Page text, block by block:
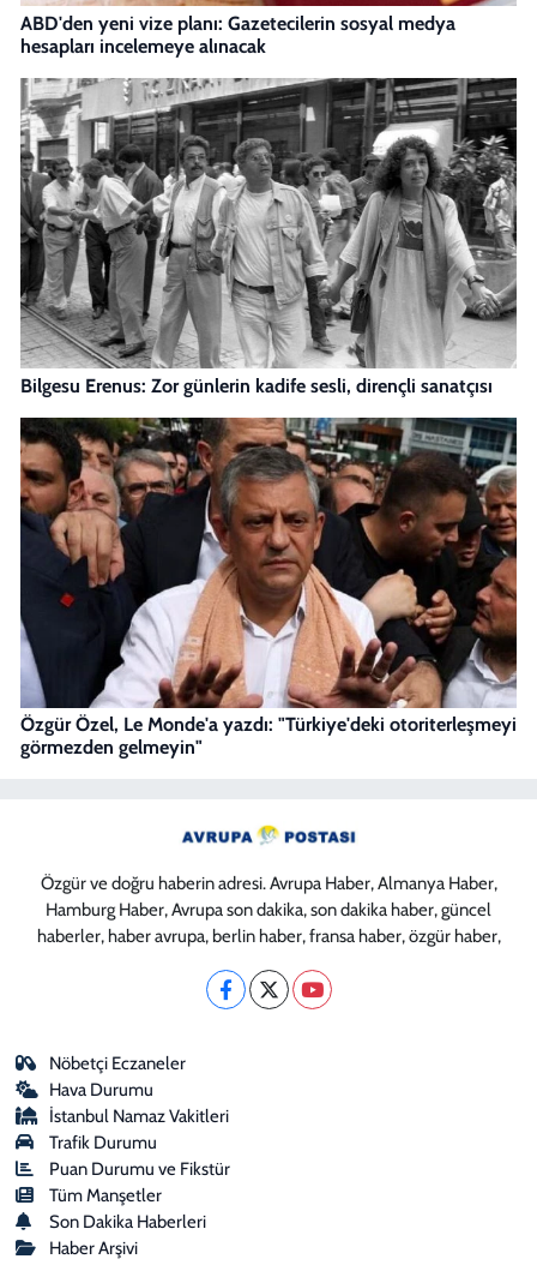
ABD'den yeni vize planı: Gazetecilerin sosyal medya
hesapları incelemeye alınacak
Bilgesu Erenus: Zor günlerin kadife sesli, dirençli sanatçısı
Özgür Özel, Le Monde'a yazdı: "Türkiye'deki otoriterleşmeyi
görmezden gelmeyin"
Özgür ve doğru haberin adresi. Avrupa Haber, Almanya Haber,
Hamburg Haber, Avrupa son dakika, son dakika haber, güncel
haberler, haber avrupa, berlin haber, fransa haber, özgür haber,
Nöbetçi Eczaneler
Hava Durumu
İstanbul Namaz Vakitleri
Trafik Durumu
Puan Durumu ve Fikstür
Tüm Manşetler
Son Dakika Haberleri
Haber Arşivi